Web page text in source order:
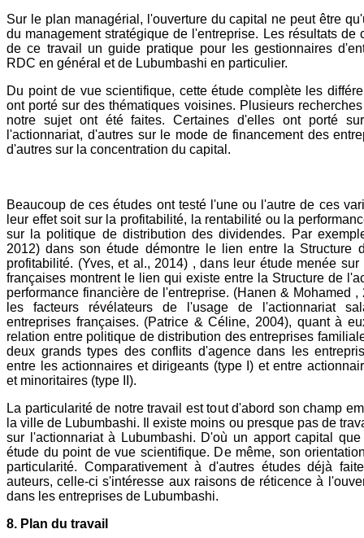
Sur le plan managérial, l'ouverture du capital ne peut être
du management stratégique de l'entreprise. Les résultats de
de ce travail un guide pratique pour les gestionnaires
RDC en général et de Lubumbashi en particulier.
Du point de vue scientifique, cette étude complète les
ont porté sur des thématiques voisines. Plusieurs
notre sujet ont été faites. Certaines d'elles ont porté
l'actionnariat, d'autres sur le mode de financement des
d'autres sur la concentration du capital.
Beaucoup de ces études ont testé l'une ou l'autre de ces
leur effet soit sur la profitabilité, la rentabilité ou la
sur la politique de distribution des dividendes. Par
2012) dans son étude démontre le lien entre la Structure
profitabilité. (Yves, et al., 2014) , dans leur étude menée sur
françaises montrent le lien qui existe entre la Structure de
performance financière de l'entreprise. (Hanen & Mohamed ,
les facteurs révélateurs de l'usage de l'actionnariat
entreprises françaises. (Patrice & Céline, 2004), quant à
relation entre politique de distribution des entreprises
deux grands types des conflits d'agence dans les
entre les actionnaires et dirigeants (type I) et entre
et minoritaires (type II).
La particularité de notre travail est tout d'abord son champ
la ville de Lubumbashi. Il existe moins ou presque pas de
sur l'actionnariat à Lubumbashi. D'où un apport capital que
étude du point de vue scientifique. De même, son
particularité. Comparativement à d'autres études déjà
auteurs, celle-ci s'intéresse aux raisons de réticence à
dans les entreprises de Lubumbashi.
8. Plan du travail